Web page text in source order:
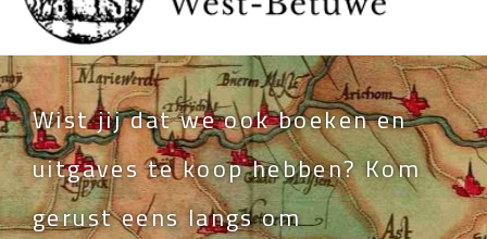
NIEUWS
BIBLIOTHEEK
ARCHEOLOGIE
HISTORIE
BEELDBANK
Wist jij dat we ook boeken en
uitgaves te koop hebben? Kom
gerust eens langs om